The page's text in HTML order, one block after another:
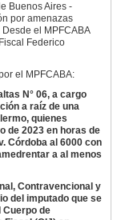
Buenos Aires -
por amenazas
el MPFCABA
Federico
el MPFCABA:
N° 06, a cargo
a raíz de una
quienes
de 2023 en horas de
Córdoba al 6000 con
a al menos
Contravencional y
del imputado que se
Cuerpo de